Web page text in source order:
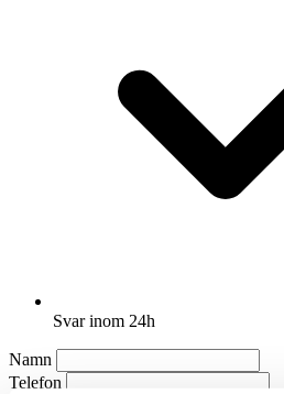
Svar inom 24h
Namn
Telefon